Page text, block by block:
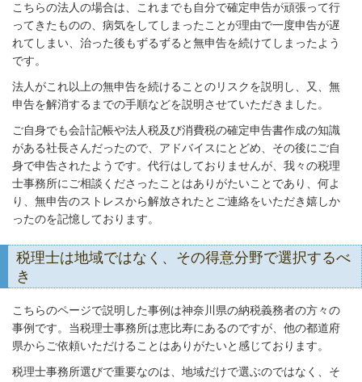
こちらの法人の場合は、これまでも自分で確定申告が頑張って行
ってきたものの、病気をしてしまったことが理由で一度申告が遅
れてしまい、治った後もずるずると無申告を続けてしまったよう
です。
法人がこれ以上の無申告を続けることのリスクを説明し、又、無
申告を解消するまでの手順などを説明させていただきました。
ご自身でも会計記帳や法人税及び消費税の確定申告書作成の知識
がある社長さんだったので、アドバイスにとどめ、その後にご自
身で申告されたようです。代行はしておりませんが、我々の税理
士事務所にご相談くださったことはありがたいことであり、何よ
り、無申告のストレスから解放されたとご連絡をいただき嬉しか
ったのを記憶しております。
税理士は地域ではなく、その得意分野で選択するべ
き
こちらのページで説明した事例は神奈川県の納税義務者の方々の
事例です。当税理士事務所は恵比寿にあるのですが、他の都道府
県からご依頼いただけることはありがたいと感じております。
税理士事務所選びで重要なのは、地域だけで選ぶのではなく、そ